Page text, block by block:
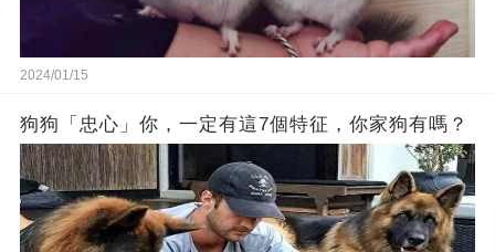
2024/01/15
狗狗「忠心」你，一定有這7個特征，你家狗有嗎？